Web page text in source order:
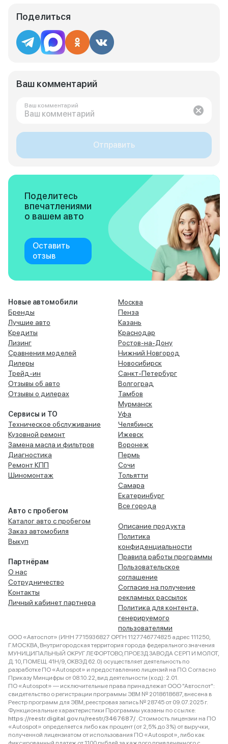
Поделиться
Ваш комментарий
Ваш комментарий
Отправить
Поделитесь
впечатлениями
о вашем авто
Оставить
отзыв
Новые автомобили
Бренды
Лучшие авто
Кредиты
Лизинг
Сравнения моделей
Дилеры
Трейд-ин
Отзывы об авто
Отзывы о дилерах
Сервисы и ТО
Техническое обслуживание
Кузовной ремонт
Замена масла и фильтров
Диагностика
Ремонт КПП
Шиномонтаж
Авто с пробегом
Каталог авто с пробегом
Заказ автомобиля
Выкуп
Партнёрам
О нас
Сотрудничество
Контакты
Личный кабинет партнера
Москва
Пенза
Казань
Краснодар
Ростов-на-Дону
Нижний Новгород
Новосибирск
Санкт-Петербург
Волгоград
Тамбов
Мурманск
Уфа
Челябинск
Ижевск
Воронеж
Пермь
Сочи
Тольятти
Самара
Екатеринбург
Все города
Описание продукта
Политика
конфиденциальности
Правила работы программы
Пользовательское
соглашение
Согласие на получение
рекламных рассылок
Политика для контента,
генерируемого
пользователями
ООО «Автоспот» (ИНН 7715936827 ОРГН 1127746774825 адрес 111250,
Г.МОСКВА, Внутригородская территория города федерального значения
МУНИЦИПАЛЬНЫЙ ОКРУГ ЛЕФОРТОВО, ПРОЕЗД ЗАВОДА СЕРП И МОЛОТ,
Д. 10, ПОМЕЩ. 41Н/9, ОКВЭД 62.0) осуществляет деятельность по
разработке ПО «Autospot» и предоставлению лицензий на ПО. Согласно
Приказу Минцифры от 08.10.22, вид деятельности (код): 2.01.
ПО «Autospot» — исключительные права принадлежат ООО "Автоспот":
свидетельство о регистрации программы ЭВМ № 2018618687, внесена в
Реестр программ для ЭВМ, реестровая запись № 28745 от 09.07.2025 г.
Функциональные характеристики Программы указаны по ссылке:
https://reestr.digital.gov.ru/reestr/3467687/ . Стоимость лицензии на ПО
«Autospot» определяется либо как процент (от 2,5% до 3%) от выручки,
полученной лицензиатом от использования ПО «Autospot», либо как